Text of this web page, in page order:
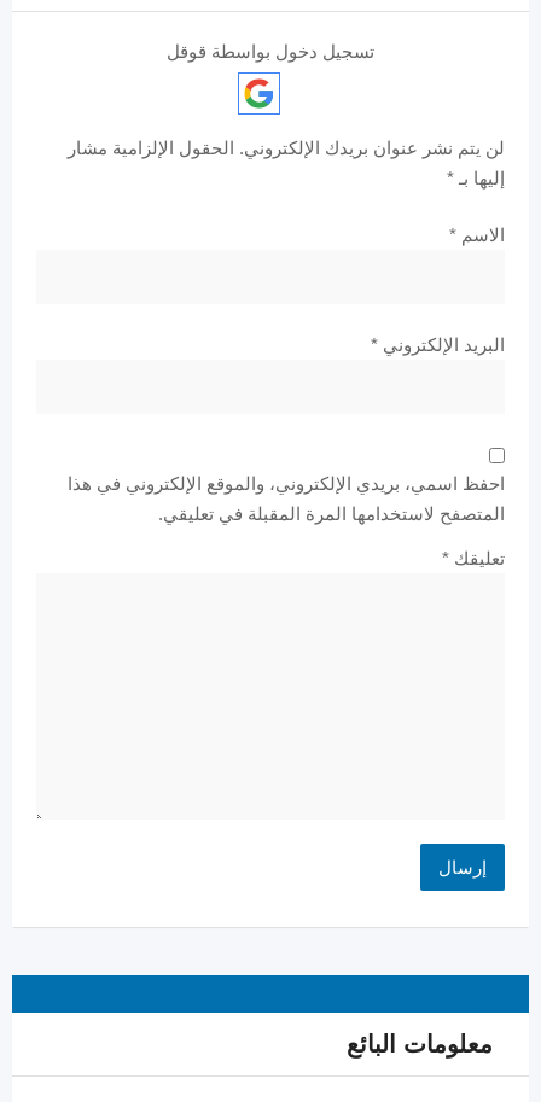
تسجيل دخول بواسطة قوقل
لن يتم نشر عنوان بريدك الإلكتروني. الحقول الإلزامية مشار
إليها بـ *
الاسم *
البريد الإلكتروني *
احفظ اسمي، بريدي الإلكتروني، والموقع الإلكتروني في هذا
المتصفح لاستخدامها المرة المقبلة في تعليقي.
تعليقك *
معلومات البائع